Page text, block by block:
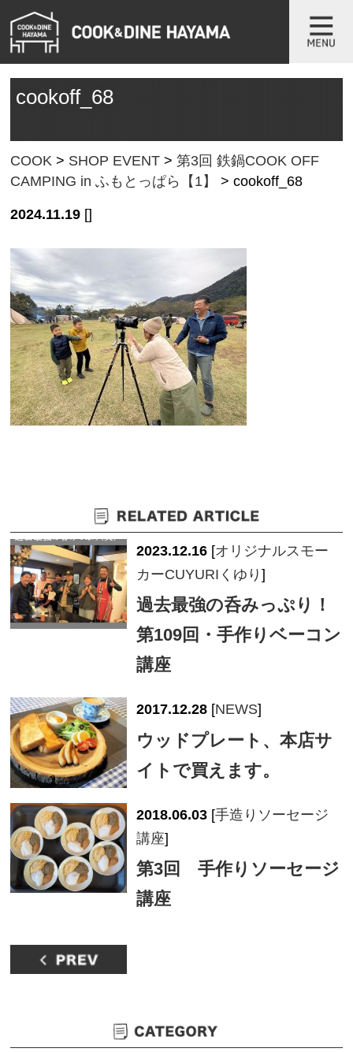
cookoff_68
COOK > SHOP EVENT >第3回 鉄鍋COOK OFF
CAMPING in ふもとっぱら【1】
>cookoff_68
2024.11.19 []
2023.12.16 [オリジナルスモー
カーCUYURIくゆり]
過去最強の呑みっぷり！
第109回・手作りベーコン
講座
2017.12.28 [NEWS]
ウッドプレート、本店サ
イトで買えます。
2018.06.03 [手造りソーセージ
講座]
第3回 手作りソーセージ
講座